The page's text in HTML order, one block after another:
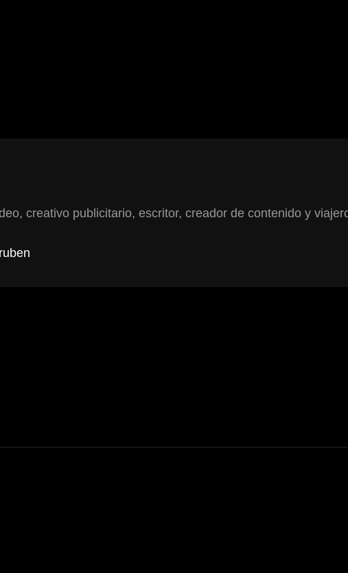
creativo publicitario, escritor, creador de contenido y